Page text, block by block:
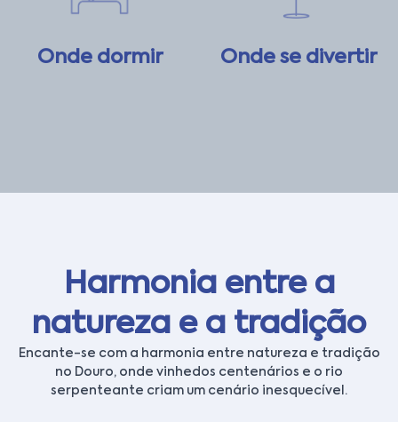
Onde dormir Onde se divertir
Harmonia entre a
natureza e a tradição
Encante-se com a harmonia entre natureza e tradição
no Douro, onde vinhedos centenários e o rio
serpenteante criam um cenário inesquecível.